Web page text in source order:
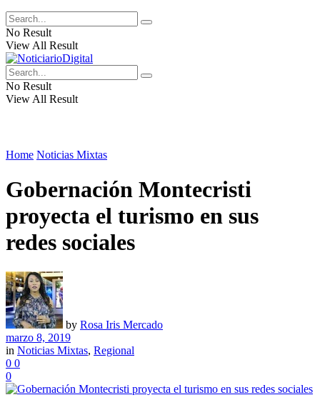
No Result
View All Result
No Result
View All Result
Home Noticias Mixtas
Gobernación Montecristi
proyecta el turismo en sus
redes sociales
by Rosa Iris Mercado
marzo 8, 2019
in Noticias Mixtas, Regional
0 0
0